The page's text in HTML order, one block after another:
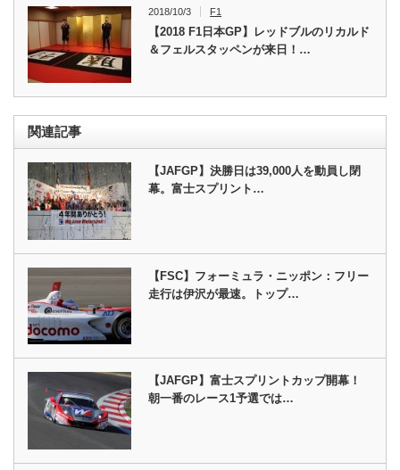
2018/10/3 F1
【2018 F1日本GP】レッドブルのリカルド
＆フェルスタッペンが来日！…
関連記事
【JAFGP】決勝日は39,000人を動員し閉
幕。富士スプリント…
【FSC】フォーミュラ・ニッポン：フリー
走行は伊沢が最速。トップ…
【JAFGP】富士スプリントカップ開幕！
朝一番のレース1予選では…